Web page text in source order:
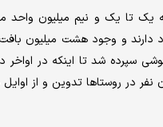
دارند و وجود هشت میلیون